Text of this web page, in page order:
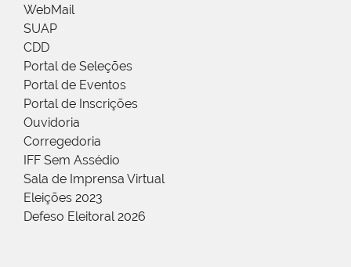
WebMail
SUAP
CDD
Portal de Seleções
Portal de Eventos
Portal de Inscrições
Ouvidoria
Corregedoria
IFF Sem Assédio
Sala de Imprensa Virtual
Eleições 2023
Defeso Eleitoral 2026